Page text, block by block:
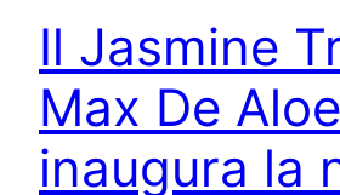
Il Jasmine
Max De Aloe
inaugura la